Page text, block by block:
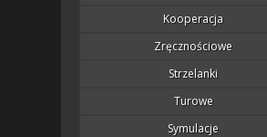
Kooperacja
Zręcznościowe
Strzelanki
Turowe
Symulacje